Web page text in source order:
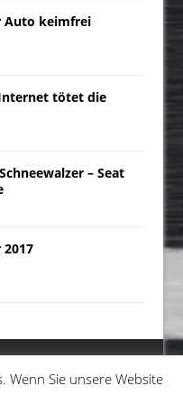
Auto keimfrei
tötet die
– Seat
Wenn Sie unsere Website